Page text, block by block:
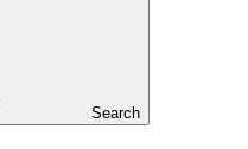
Search